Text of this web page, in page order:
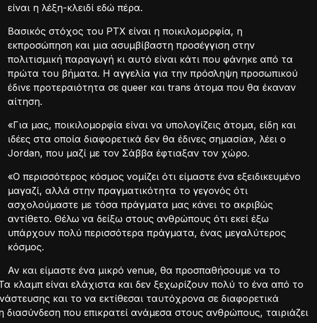
είναι η λέξη-κλειδί εδώ πέρα.
Βασικός στόχος του PTX είναι η ποικιλομορφία, η
εκπροσώπηση και μια ασυμβίβαστη προσέγγιση στην
πολιτισμική παραγωγή κι αυτό είναι κάτι που φάνηκε από τα
πρώτα του βήματα. Η αγγελία για την πρόσληψη προσωπικού
έδινε προτεραιότητα σε queer και trans άτομα που θα έκαναν
αίτηση.
«Για μας, ποικιλομορφία είναι να υπολογίζεις άτομα, είδη και
ιδέες στα οποία διαφορετικά δεν θα έδινες σημασία», λέει ο
Jordan, που μαζί με τον Σάββα έφτιαξαν τον χώρο.
«Ο περισσότερος κόσμος νομίζει ότι είμαστε ένα εξειδικευμένο
μαγαζί, αλλά στην πραγματικότητα το γεγονός ότι
ασχολούμαστε με τόσα πράγματα μας κάνει το ακριβώς
αντίθετο. Θέλω να δείξω στους ανθρώπους ότι εκεί έξω
υπάρχουν πολύ περισσότερα πράγματα, ένας μεγαλύτερος
κόσμος.
Αν και είμαστε ένα μικρό venue, θα προσπαθήσουμε να το
κλαμπ είναι ελάχιστα και δεν ξεχωρίζουν πολύ το ένα από το
και το να εκτίθεσαι ταυτόχρονα σε διαφορετικά
που επικρατεί ανάμεσα στους ανθρώπους, ταιριάζει